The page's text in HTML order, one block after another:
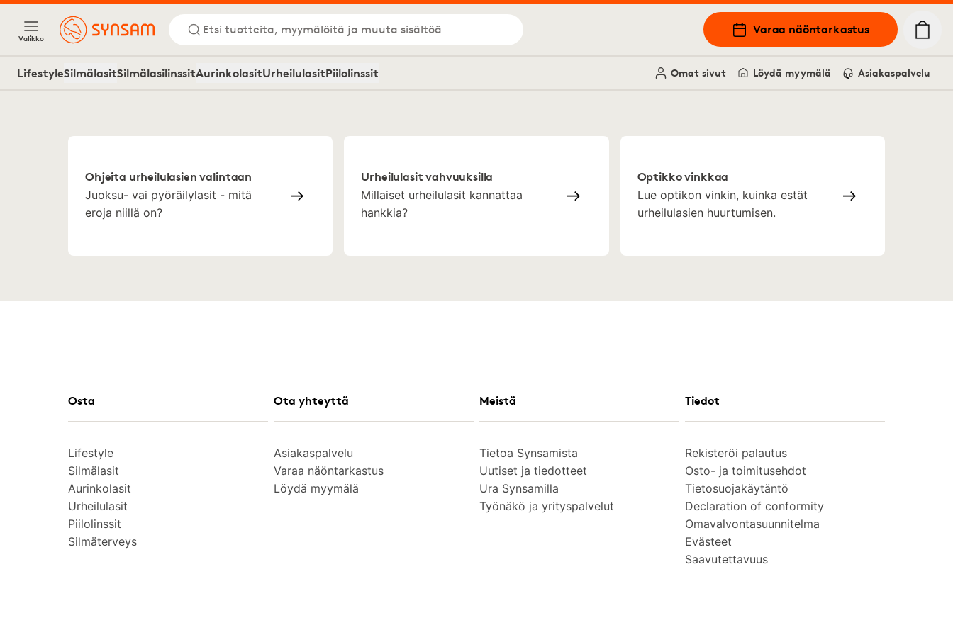
Valikko
Etsi tuotteita, myymälöitä ja muuta sisältöä Varaa näöntarkastus
LifestyleSilmälasitSilmälasilinssitAurinkolasitUrheilulasitPiilolinssit Omat sivut Löydä myymälä Asiakaspalvelu
Ohjeita urheilulasien valintaan
Juoksu- vai pyöräilylasit - mitä
eroja niillä on?
Urheilulasit vahvuuksilla
Millaiset urheilulasit kannattaa
hankkia?
Optikko vinkkaa
Lue optikon vinkin, kuinka estät
urheilulasien huurtumisen.
Osta
Lifestyle
Silmälasit
Aurinkolasit
Urheilulasit
Piilolinssit
Silmäterveys
Ota yhteyttä
Asiakaspalvelu
Varaa näöntarkastus
Löydä myymälä
Meistä
Tietoa Synsamista
Uutiset ja tiedotteet
Ura Synsamilla
Työnäkö ja yrityspalvelut
Tiedot
Rekisteröi palautus
Osto- ja toimitusehdot
Tietosuojakäytäntö
Declaration of conformity
Omavalvontasuunnitelma
Evästeet
Saavutettavuus